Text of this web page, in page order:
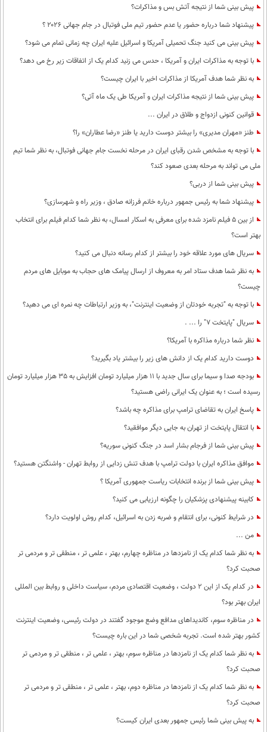
علمی
گوناگون
سرگرمی
مجله تصویری سلاح
فیلم
سیاست
فناوری
محیط زیست
فرهنگی
بین الملل
داستان کوتاه
روانشناسی
پیش بینی شما از نتیجه آتش بس و مذاکرات؟
پیشنهاد شما درباره حضور یا عدم حضور تیم ملی فوتبال در جام جهانی ۲۰۲۶ ؟
پیش بینی می کنید جنگ تحمیلی آمریکا و اسرائیل علیه ایران چه زمانی تمام می شود؟
با توجه به مذاکرات ایران و آمریکا ، حدس می زنید کدام یک از اتفاقات زیر رخ می دهد؟
به نظر شما هدف آمریکا از مذاکرات اخیر با ایران چیست؟
پیش بینی شما از نتیجه مذاکرات ایران و آمریکا طی یک ماه آتی؟
قوانین کنونی ازدواج و طلاق در ایران ...
طنز «مهران مدیری» را بیشتر دوست دارید یا طنز «رضا عطاران» را؟
با توجه به مشخص شدن رقبای ایران در مرحله نخست جام جهانی فوتبال، به نظر شما تیم
ملی می تواند به مرحله بعدی صعود کند؟
پیش بینی شما از دربی؟
پیشنهاد شما به رئیس جمهور درباره خانم فرزانه صادق ، وزیر راه و شهرسازی؟
از بین 5 فیلم نامزد شده برای معرفی به اسکار امسال، به نظر شما کدام فیلم برای انتخاب
بهتر است؟
سریال های مورد علاقه خود را بیشتر از کدام رسانه دنبال می کنید؟
به نظر شما هدف ستاد امر به معروف از ارسال پیامک های حجاب به موبایل های مردم
چیست؟
با توجه به "تجربه خودتان از وضعیت اینترنت"، به وزیر ارتباطات چه نمره ای می دهید؟
سریال "پایتخت 7" را ... .
نظر شما درباره مذاکره با آمریکا؟
دوست دارید کدام یک از دانش های زیر را بیشتر یاد بگیرید؟
بودجه صدا و سیما برای سال جدید با 11 هزار میلیارد تومان افزایش به 35 هزار میلیارد تومان
رسیده است ؛ به عنوان یک ایرانی راضی هستید؟
پاسخ ایران به تقاضای ترامپ برای مذاکره چه باشد؟
با انتقال پایتخت از تهران به جایی دیگر موافقید؟
پیش بینی شما از فرجام بشار اسد در جنگ کنونی سوریه؟
موافق مذاکره ایران با دولت ترامپ با هدف تنش زدایی از روابط تهران - واشنگتن هستید؟
پیش بینی شما از برنده انتخابات ریاست جمهوری آمریکا ؟
کابینه پیشنهادی پزشکیان را چگونه ارزیابی می کنید؟
در شرایط کنونی، برای انتقام و ضربه زدن به اسرائیل، کدام روش اولویت دارد؟
من ...
به نظر شما کدام یک از نامزدها در مناظره چهارم، بهتر ، علمی تر ، منطقی تر و مردمی تر
صحبت کرد؟
در کدام یک از این 2 دولت ، وضعیت اقتصادی مردم، سیاست داخلی و روابط بین المللی
ایران بهتر بود؟
در مناظره سوم، کاندیداهای مدافع وضع موجود گفتند در دولت رئیسی، وضعیت اینترنت
کشور بهتر شده است. تجربه شخصی شما در این باره چیست؟
به نظر شما کدام یک از نامزدها در مناظره سوم، بهتر ، علمی تر ، منطقی تر و مردمی تر
صحبت کرد؟
به نظر شما کدام یک از نامزدها در مناظره دوم، بهتر ، علمی تر ، منطقی تر و مردمی تر
صحبت کرد؟
به پیش بینی شما رئیس جمهور بعدی ایران کیست؟